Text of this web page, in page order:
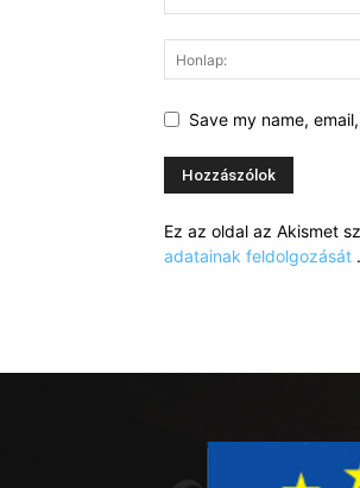
Save my name,
Ez az oldal az Akismet
adatainak feldolgozását .